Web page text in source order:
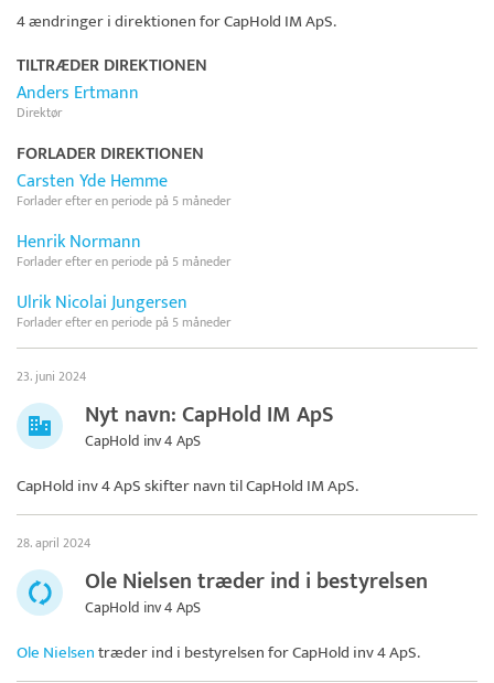
4 ændringer i direktionen forCapHold IM ApS.
TILTRÆDER DIREKTIONEN
Anders Ertmann
Direktør
FORLADER DIREKTIONEN
Carsten Yde Hemme
Forlader efter en periode på 5 måneder
Henrik Normann
Forlader efter en periode på 5 måneder
Ulrik Nicolai Jungersen
Forlader efter en periode på 5 måneder
23. juni 2024
Nyt navn: CapHold IM ApS
CapHold inv 4 ApS
CapHold inv 4 ApS skifter navn tilCapHold IM ApS.
28. april 2024
Ole Nielsen træder ind i bestyrelsen
CapHold inv 4 ApS
Ole Nielsentræder ind i bestyrelsen forCapHold inv 4 ApS.